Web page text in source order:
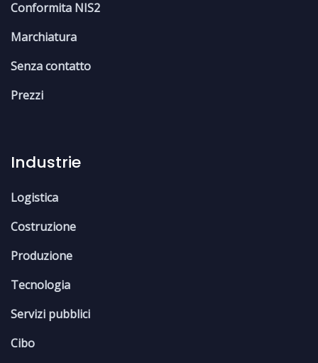
Conformita NIS2
Marchiatura
Senza contatto
Prezzi
Industrie
Logistica
Costruzione
Produzione
Tecnologia
Servizi pubblici
Cibo